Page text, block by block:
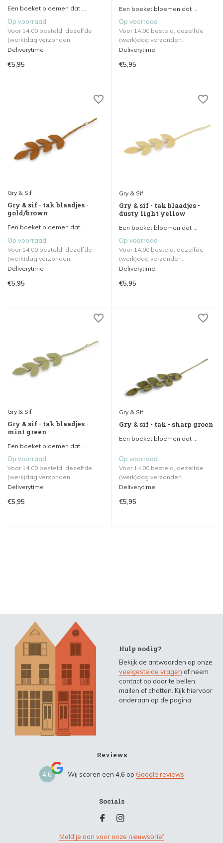
Een boeket bloemen dat ...
Op voorraad
Voor 14.00 besteld, dezelfde
(werk)dag verzonden.
Deliverytime
€5,95
Een boeket bloemen dat ...
Op voorraad
Voor 14.00 besteld, dezelfde
(werk)dag verzonden.
Deliverytime
€5,95
Gry & Sif
Gry & sif - tak blaadjes -
gold/brown
Een boeket bloemen dat ...
Op voorraad
Voor 14.00 besteld, dezelfde
(werk)dag verzonden.
Deliverytime
€5,95
Gry & Sif
Gry & sif - tak blaadjes -
dusty light yellow
Een boeket bloemen dat ...
Op voorraad
Voor 14.00 besteld, dezelfde
(werk)dag verzonden.
Deliverytime
€5,95
Gry & Sif
Gry & sif - tak blaadjes -
mint green
Een boeket bloemen dat ...
Op voorraad
Voor 14.00 besteld, dezelfde
(werk)dag verzonden.
Deliverytime
€5,95
Gry & Sif
Gry & sif - tak - sharp groen
Een boeket bloemen dat ...
Op voorraad
Voor 14.00 besteld, dezelfde
(werk)dag verzonden.
Deliverytime
€5,95
Hulp nodig?
Bekijk de antwoorden op onze
veelgestelde vragen of neem
contact op door te bellen,
mailen of chatten. Kijk hiervoor
onderaan op de pagina.
Reviews
4,6 Wij scoren een 4,6 op Google reviews
Socials
Meld je aan voor onze nieuwsbrief